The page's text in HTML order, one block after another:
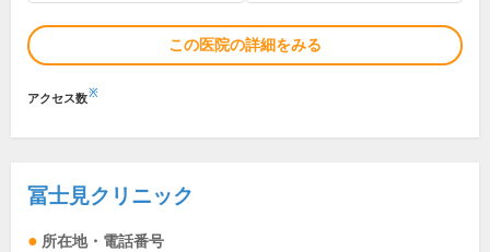
この医院の詳細をみる
アクセス数※
冨士見クリニック
所在地・電話番号